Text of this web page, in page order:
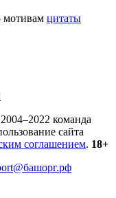
мотивам цитаты
команда
сайта
соглашением. 18+